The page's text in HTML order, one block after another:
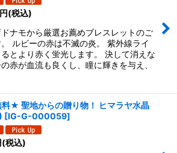
円(税込)
ナモから厳選お薦めブレスレットのご
ルビーの赤は不滅の炎。 紫外線ライ
るとより赤く蛍光します。 決して消えな
赤が血流も良くし、瞳に輝きを与え、
★ 聖地からの贈り物！ ヒマラヤ水晶
[IG-G-000059]
(税込)